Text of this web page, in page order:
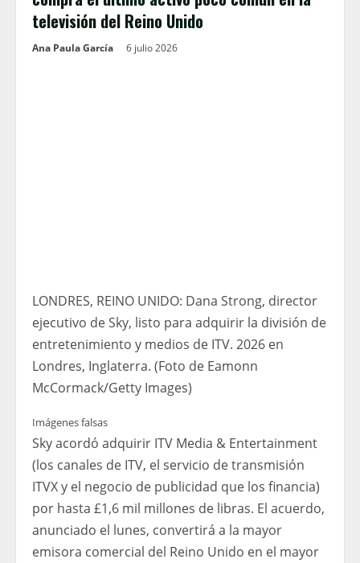
televisión del Reino Unido
Ana Paula García 6 julio 2026
LONDRES, REINO UNIDO: Dana Strong, director
ejecutivo de Sky, listo para adquirir la división de
entretenimiento y medios de ITV. 2026 en
Londres, Inglaterra. (Foto de Eamonn
McCormack/Getty Images)
Imágenes falsas
Sky acordó adquirir ITV Media & Entertainment
(los canales de ITV, el servicio de transmisión
ITVX y el negocio de publicidad que los financia)
por hasta £1,6 mil millones de libras. El acuerdo,
anunciado el lunes, convertirá a la mayor
emisora ​​comercial del Reino Unido en el mayor